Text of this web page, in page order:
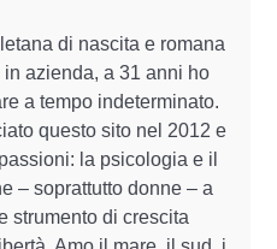
di nascita e romana
azienda, a 31 anni ho
a tempo indeterminato.
questo sito nel 2012 e
la psicologia e il
– soprattutto donne – a
strumento di crescita